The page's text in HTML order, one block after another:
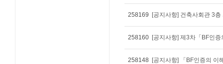
258169 [공지사항] 건축사회관 3
258160 [공지사항] 제3차「BF인
258148